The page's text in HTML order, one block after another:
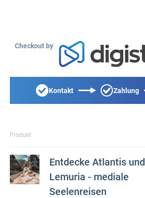
Checkout by
Kontakt Zahlung
Produkt
Entdecke Atlantis und
Lemuria - mediale
Seelenreisen